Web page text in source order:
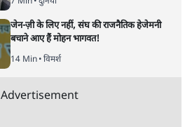
जेन-ज़ी के लिए नहीं, संघ की राजनैतिक हेजेमनी
बचाने आए हैं मोहन भागवत!
14 Min• विमर्श
Advertisement